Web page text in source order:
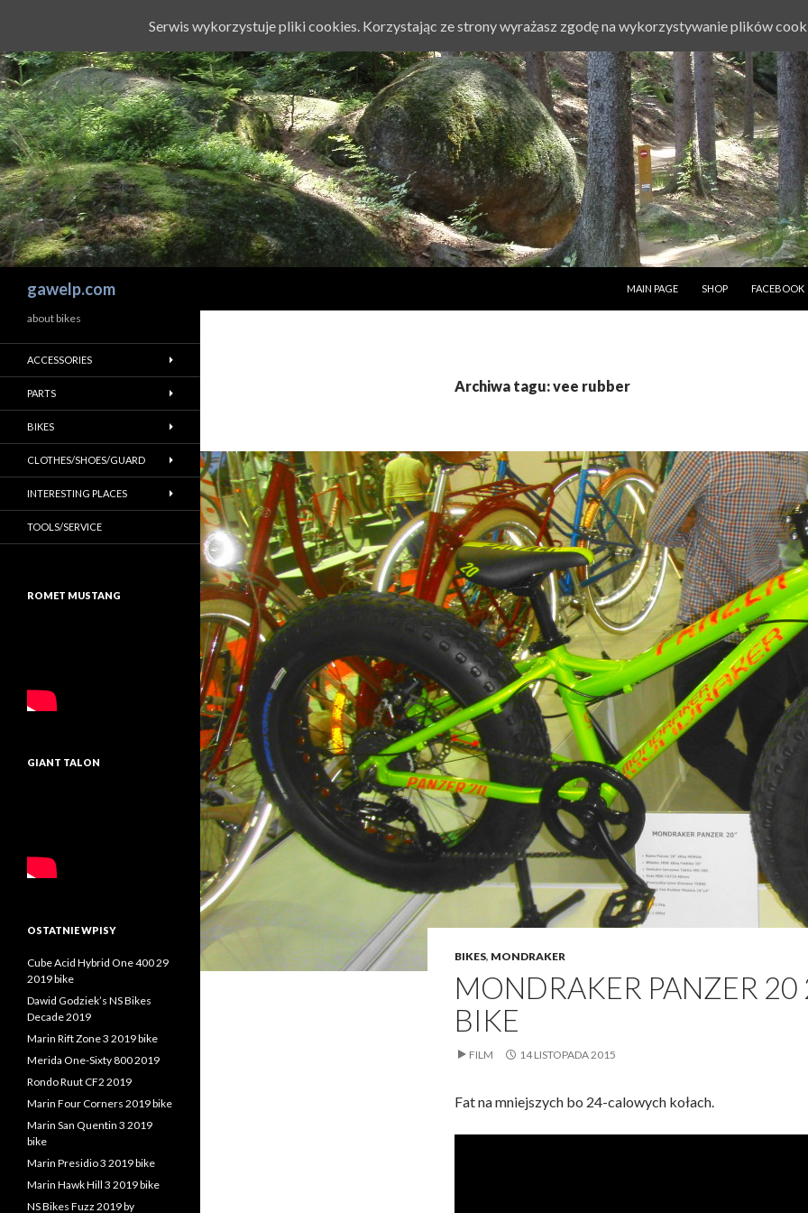
gawelp.com
MAIN PAGE
SHOP FACEBOOK
Archiwa tagu: vee rubber
BIKES, MONDRAKER
MONDRAKER PANZER
BIKE
FILM 14 LISTOPADA 2015
Fat na mniejszych bo 24-calowych kołach.
about bikes
ACCESSORIES
PARTS
BIKES
CLOTHES/SHOES/GUARD
INTERESTING PLACES
TOOLS/SERVICE
ROMET MUSTANG
GIANT TALON
OSTATNIE WPISY
Cube Acid Hybrid One 400 29
2019 bike
Dawid Godziek’s NS Bikes
Decade 2019
Marin Rift Zone 3 2019 bike
Merida One-Sixty 800 2019
Rondo Ruut CF2 2019
Marin Four Corners 2019 bike
Marin San Quentin 3 2019
bike
Marin Presidio 3 2019 bike
Marin Hawk Hill 3 2019 bike
NS Bikes Fuzz 2019 by
Serwis wykorzystuje pliki cookies. Korzystając ze strony wyrażasz zgodę na wykorzystywanie plików